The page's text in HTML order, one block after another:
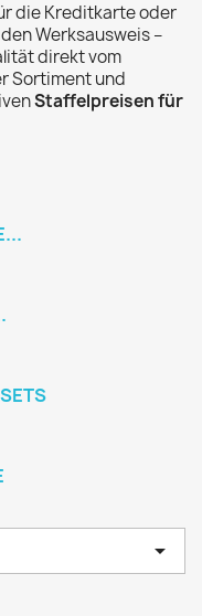
die Kreditkarte oder
Werksausweis –
direkt vom
Sortiment und
Staffelpreisen für
